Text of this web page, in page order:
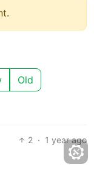
Old
2 · 1 year ago